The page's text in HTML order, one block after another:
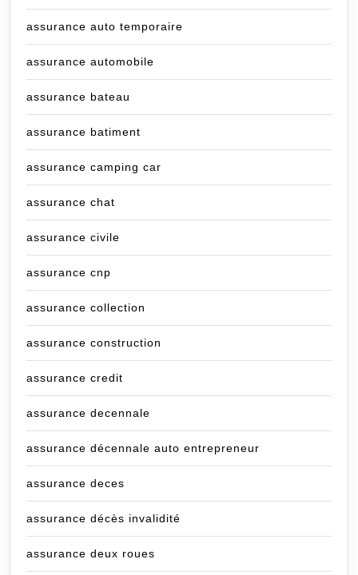
assurance auto temporaire
assurance automobile
assurance bateau
assurance batiment
assurance camping car
assurance chat
assurance civile
assurance cnp
assurance collection
assurance construction
assurance credit
assurance decennale
assurance décennale auto entrepreneur
assurance deces
assurance décès invalidité
assurance deux roues